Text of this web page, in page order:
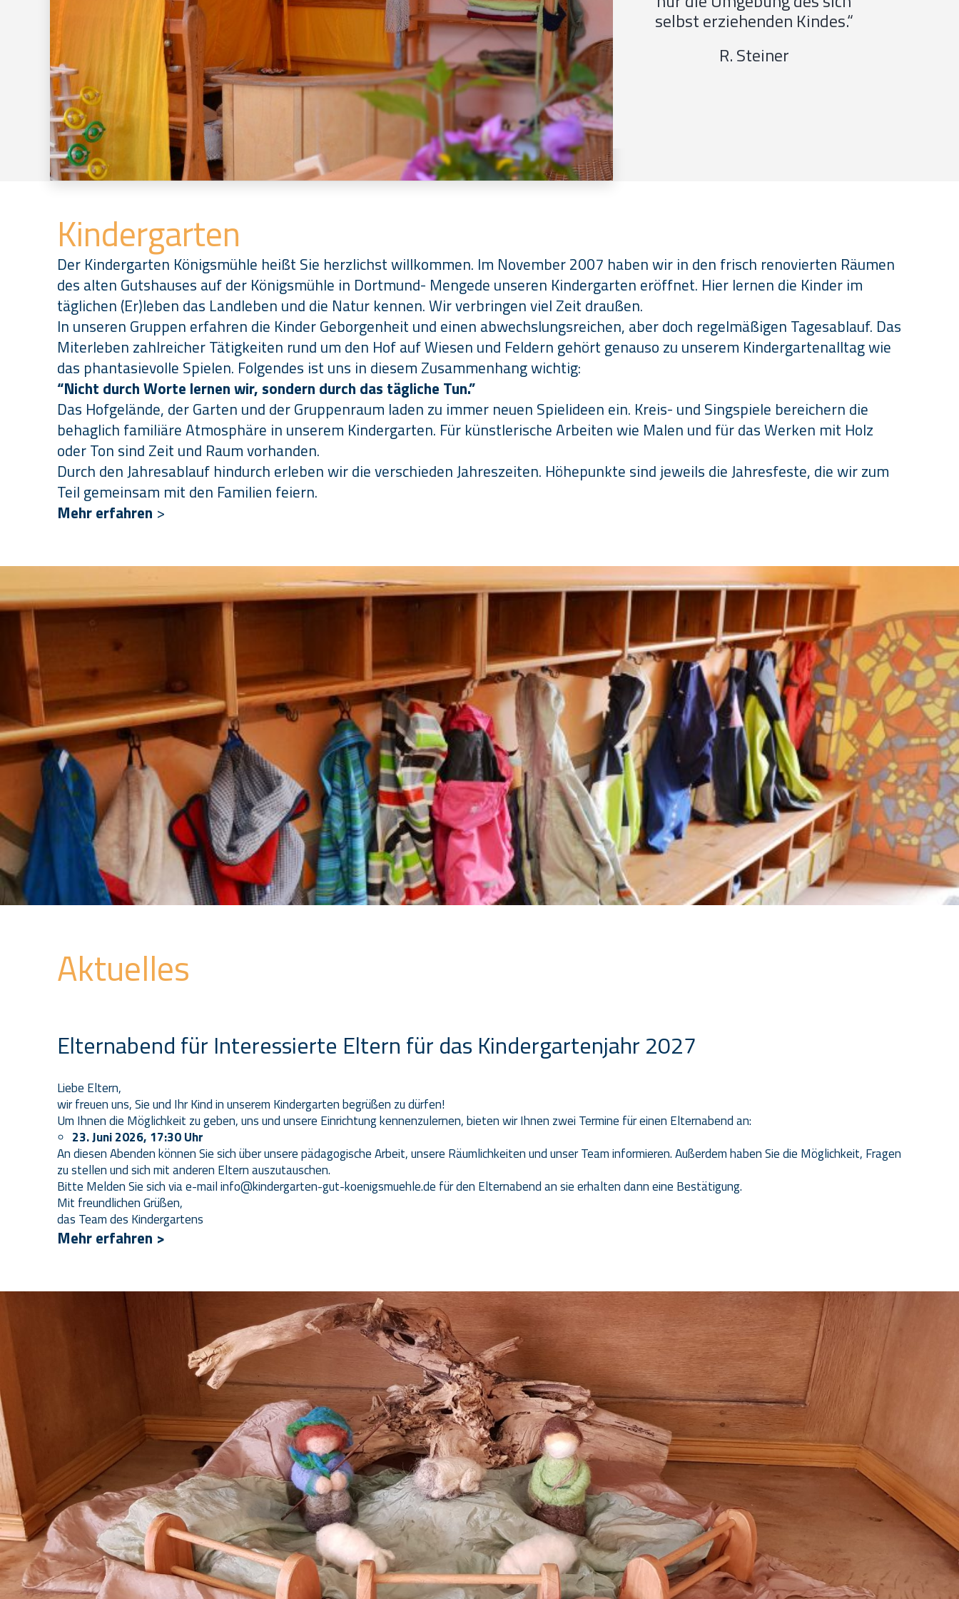
selbst erziehenden Kindes.“
R. Steiner
Kindergarten
Der Kindergarten Königsmühle heißt Sie herzlichst willkommen. Im November 2007 haben wir in den frisch renovierten Räumen
des alten Gutshauses auf der Königsmühle in Dortmund- Mengede unseren Kindergarten eröffnet. Hier lernen die Kinder im
täglichen (Er)leben das Landleben und die Natur kennen. Wir verbringen viel Zeit draußen.
In unseren Gruppen erfahren die Kinder Geborgenheit und einen abwechslungsreichen, aber doch regelmäßigen Tagesablauf. Das
Miterleben zahlreicher Tätigkeiten rund um den Hof auf Wiesen und Feldern gehört genauso zu unserem Kindergartenalltag wie
das phantasievolle Spielen. Folgendes ist uns in diesem Zusammenhang wichtig:
“Nicht durch Worte lernen wir, sondern durch das tägliche Tun.”
Das Hofgelände, der Garten und der Gruppenraum laden zu immer neuen Spielideen ein. Kreis- und Singspiele bereichern die
behaglich familiäre Atmosphäre in unserem Kindergarten. Für künstlerische Arbeiten wie Malen und für das Werken mit Holz
oder Ton sind Zeit und Raum vorhanden.
Durch den Jahresablauf hindurch erleben wir die verschieden Jahreszeiten. Höhepunkte sind jeweils die Jahresfeste, die wir zum
Teil gemeinsam mit den Familien feiern.
Mehr erfahren >
Aktuelles
Elternabend für Interessierte Eltern für das Kindergartenjahr 2027
Liebe Eltern,
wir freuen uns, Sie und Ihr Kind in unserem Kindergarten begrüßen zu dürfen!
Um Ihnen die Möglichkeit zu geben, uns und unsere Einrichtung kennenzulernen, bieten wir Ihnen zwei Termine für einen Elternabend an:
23. Juni 2026, 17:30 Uhr
An diesen Abenden können Sie sich über unsere pädagogische Arbeit, unsere Räumlichkeiten und unser Team informieren. Außerdem haben Sie die Möglichkeit, Fragen
zu stellen und sich mit anderen Eltern auszutauschen.
Bitte Melden Sie sich via e-mailinfo@kindergarten-gut-koenigsmuehle.de für den Elternabend an sie erhalten dann eine Bestätigung.
Mit freundlichen Grüßen,
das Team des Kindergartens
Mehr erfahren >